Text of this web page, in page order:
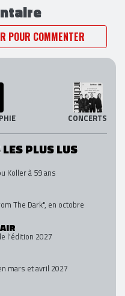
POUR COMMENTER
CONCERTS
PLUS LUS
Koller à 59 ans
The Dark", en octobre
l'édition 2027
mars et avril 2027